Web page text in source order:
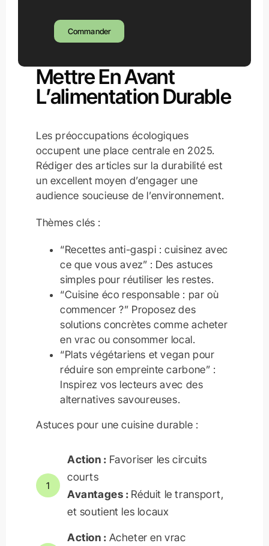
Commander
Mettre En Avant
L’alimentation Durable
Les préoccupations écologiques
occupent une place centrale en 2025.
Rédiger des articles sur la durabilité est
un excellent moyen d’engager une
audience soucieuse de l’environnement.
Thèmes clés :
“Recettes anti-gaspi : cuisinez avec
ce que vous avez” : Des astuces
simples pour réutiliser les restes.
“Cuisine éco responsable : par où
commencer ?” Proposez des
solutions concrètes comme acheter
en vrac ou consommer local.
“Plats végétariens et vegan pour
réduire son empreinte carbone” :
Inspirez vos lecteurs avec des
alternatives savoureuses.
Astuces pour une cuisine durable :
1
Action : Favoriser les circuits
courts
Avantages : Réduit le transport,
et soutient les locaux
Action : Acheter en vrac